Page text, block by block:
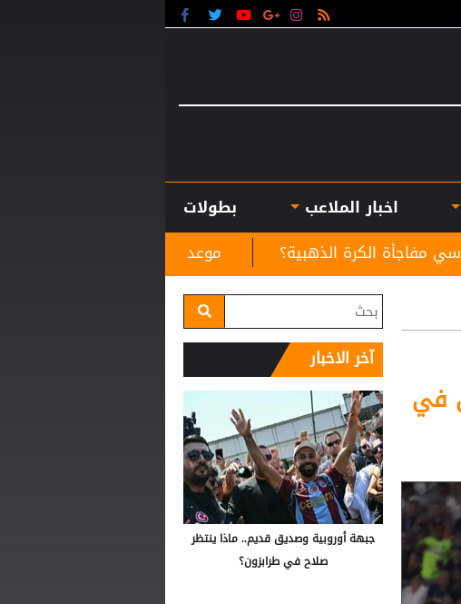
اخبار الملاعب
بطولات
موعد توقيع عقد محمد صلاح مع طرابزون
الذهبية؟
في
آخر الاخبار
جبهة أوروبية وصديق قديم.. ماذا ينتظر
صلاح في طرابزون؟